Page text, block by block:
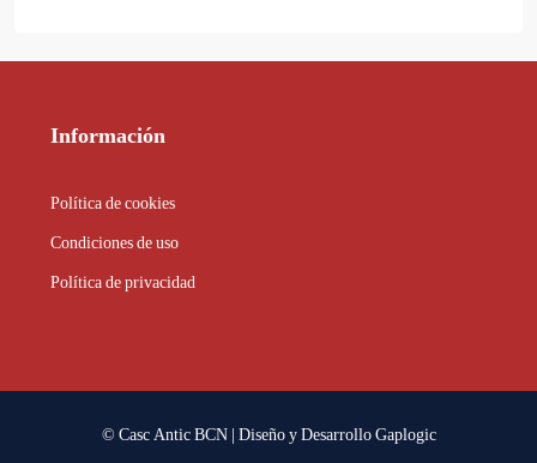
Información
Política de cookies
Condiciones de uso
Política de privacidad
© Casc Antic BCN | Diseño y DesarrolloGaplogic